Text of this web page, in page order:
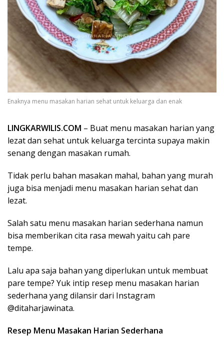
Enaknya menu masakan harian sehat untuk keluarga dan enak
LINGKARWILIS.COM – Buat menu masakan harian yang
lezat dan sehat untuk keluarga tercinta supaya makin
senang dengan masakan rumah.
Tidak perlu bahan masakan mahal, bahan yang murah
juga bisa menjadi menu masakan harian sehat dan
lezat.
Salah satu menu masakan harian sederhana namun
bisa memberikan cita rasa mewah yaitu cah pare
tempe.
Lalu apa saja bahan yang diperlukan untuk membuat
pare tempe? Yuk intip resep menu masakan harian
sederhana yang dilansir dari Instagram
@ditaharjawinata.
Resep Menu Masakan Harian Sederhana